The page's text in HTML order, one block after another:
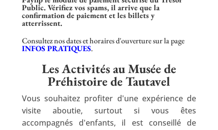
Public. Vérifiez vos spams, il arrive que la
confirmation de paiement et les billets y
atterrissent.
Consultez nos dates et horaires d'ouverture sur la page
INFOS PRATIQUES.
Les Activités au Musée de
Préhistoire de Tautavel
Vous souhaitez profiter d'une expérience de
visite aboutie, surtout si vous êtes
accompagnés d'enfants, il est conseillé de